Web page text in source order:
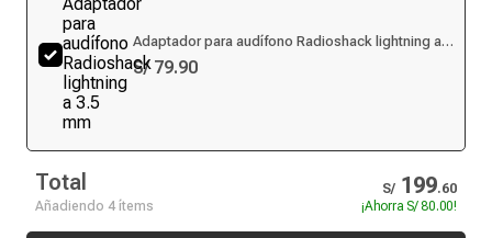
Adaptador para audífono Radioshack lightning a
3.5 mm
S/ 79.90
Total S/ 199.60
Añadiendo 4 ítems
¡AhorraS/ 80.00!